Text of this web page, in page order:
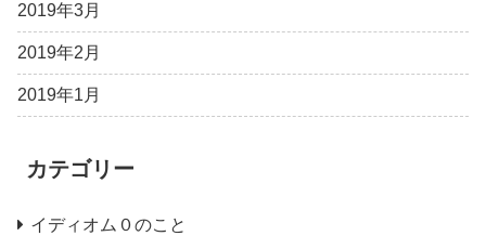
2019年3月
2019年2月
2019年1月
カテゴリー
イディオム０のこと